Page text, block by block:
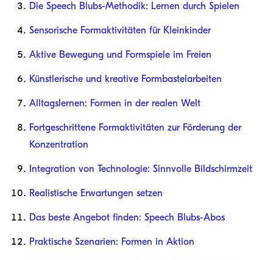
Die Speech Blubs-Methodik: Lernen durch Spielen
Sensorische Formaktivitäten für Kleinkinder
Aktive Bewegung und Formspiele im Freien
Künstlerische und kreative Formbastelarbeiten
Alltagslernen: Formen in der realen Welt
Fortgeschrittene Formaktivitäten zur Förderung der
Konzentration
Integration von Technologie: Sinnvolle Bildschirmzeit
Realistische Erwartungen setzen
Das beste Angebot finden: Speech Blubs-Abos
Praktische Szenarien: Formen in Aktion